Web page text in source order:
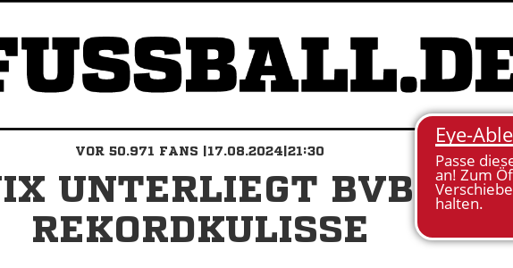
VOR 50.971 FANS |17.08.2024|21:30
UNTERLIEGT BVB VOR
REKORDKULISSE